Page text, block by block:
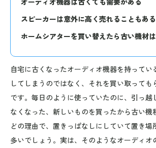
スピーカーは意外に高く売れることもある
ホームシアターを買い替えたら古い機材
自宅に古くなったオーディオ機器を持ってい
してしまうのではなく、それを買い取っても
です。毎日のように使っていたのに、引っ越
なくなった、新しいものを買ったから古い機
どの理由で、置きっぱなしにしていて置き場
多いでしょう。実は、そのようなオーディオ